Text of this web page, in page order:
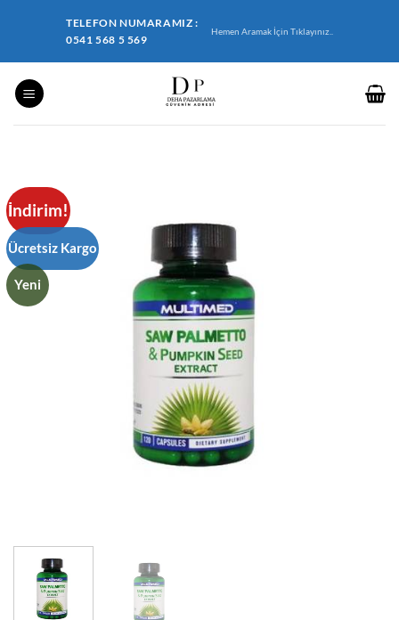
TELEFON NUMARAMIZ :
0541 568 5 569
Hemen Aramak İçin Tıklayınız..
İndirim!
Ücretsiz Kargo
Yeni